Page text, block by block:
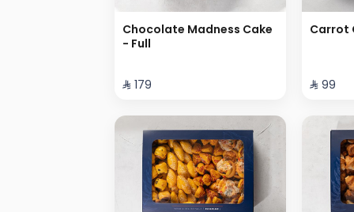
Chocolate Madness Cake
- Full
⁨⁦‪‬ 179⁩
Carrot
⁨⁦‪‬ 99⁩